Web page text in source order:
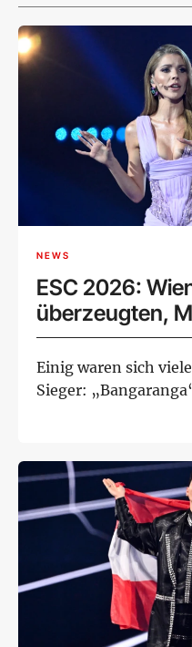
NEWS
ESC 2026:
überzeugten,
spaltete
Einig waren sich
Sieger: